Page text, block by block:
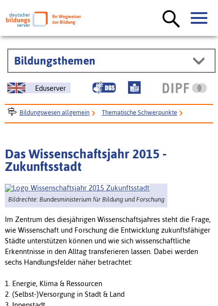
Bildungsthemen
Eduserver
Bildungswesen allgemein Thematische Schwerpunkte
Das Wissenschaftsjahr 2015 -
Zukunftsstadt
Bildrechte: Bundesministerium für Bildung und Forschung
Im Zentrum des diesjährigen Wissenschaftsjahres steht die Frage,
wie Wissenschaft und Forschung die Entwicklung zukunftsfähiger
Städte unterstützen können und wie sich wissenschaftliche
Erkenntnisse in den Alltag transferieren lassen. Dabei werden
sechs Handlungsfelder näher betrachtet:
1. Energie, Klima & Ressourcen
2. (Selbst-)Versorgung in Stadt & Land